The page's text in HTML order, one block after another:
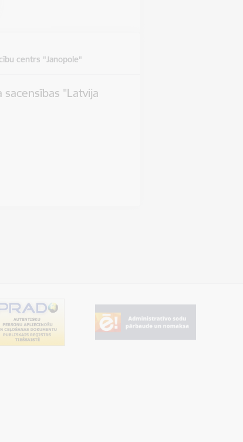
centrs "Janopole"
"Latvija